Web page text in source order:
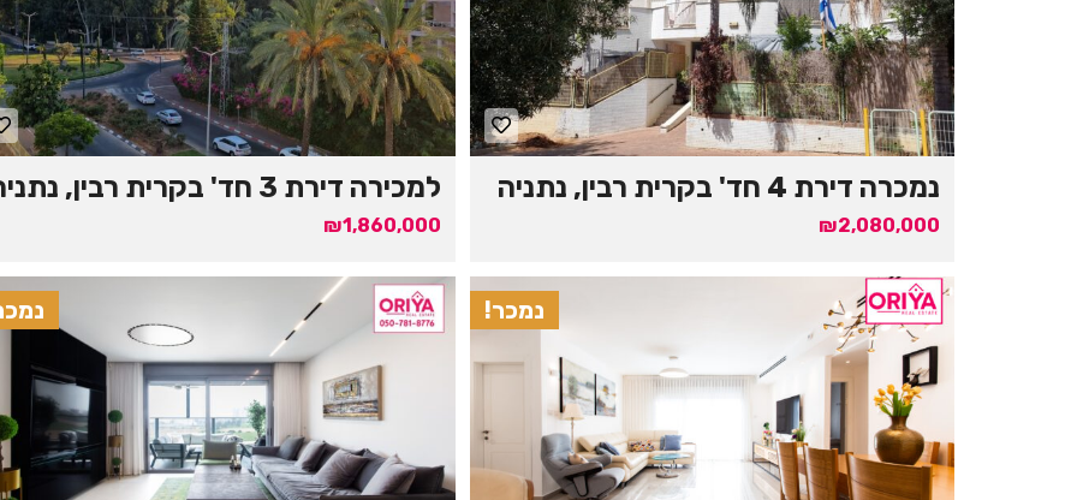
נמכרה דירת 4 חד' בקרית רבין, נתניה
₪2,080,000
למכירה דירת 3 חד' בקרית רבין, נתניה
₪1,860,000
נמכר!